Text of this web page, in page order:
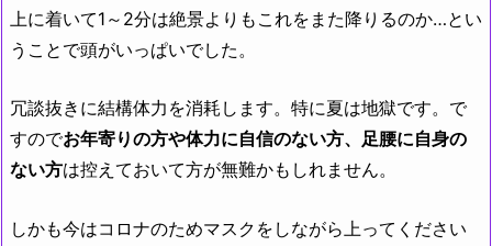
上に着いて1～2分は絶景よりもこれをまた降りるのか…とい
うことで頭がいっぱいでした。
冗談抜きに結構体力を消耗します。特に夏は地獄です。で
すのでお年寄りの方や体力に自信のない方、足腰に自身の
ない方は控えておいて方が無難かもしれません。
しかも今はコロナのためマスクをしながら上ってください